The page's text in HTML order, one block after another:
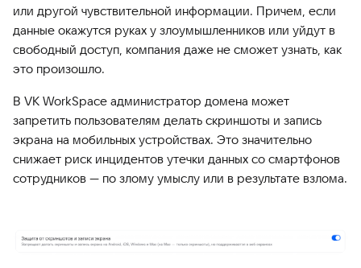
или другой чувствительной информации. Причем, если
данные окажутся руках у злоумышленников или уйдут в
свободный доступ, компания даже не сможет узнать, как
это произошло.
В VK WorkSpace администратор домена может
запретить пользователям делать скриншоты и запись
экрана на мобильных устройствах. Это значительно
снижает риск инцидентов утечки данных со смартфонов
сотрудников — по злому умыслу или в результате взлома.